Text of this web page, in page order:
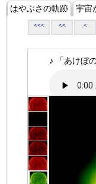
はやぶさの軌跡 宇宙
<<< << <
♪ 「あけぼの